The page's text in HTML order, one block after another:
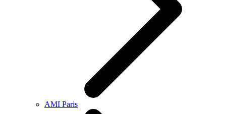
AMI Paris